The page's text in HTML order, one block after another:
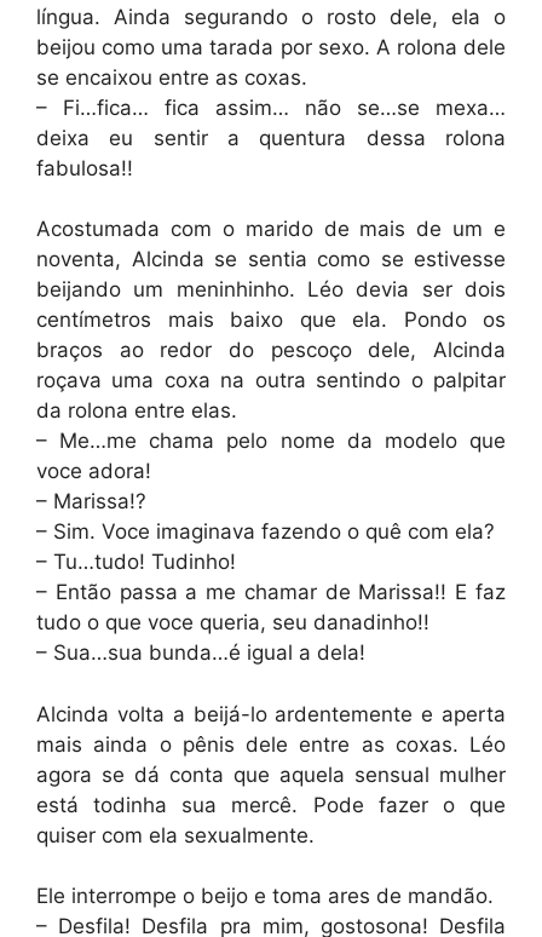
língua. Ainda segurando o rosto dele, ela o
beijou como uma tarada por sexo. A rolona dele
se encaixou entre as coxas.
– Fi…fica… fica assim… não se…se mexa…
deixa eu sentir a quentura dessa rolona
fabulosa!!
Acostumada com o marido de mais de um e
noventa, Alcinda se sentia como se estivesse
beijando um meninhinho. Léo devia ser dois
centímetros mais baixo que ela. Pondo os
braços ao redor do pescoço dele, Alcinda
roçava uma coxa na outra sentindo o palpitar
da rolona entre elas.
– Me…me chama pelo nome da modelo que
voce adora!
– Marissa!?
– Sim. Voce imaginava fazendo o quê com ela?
– Tu…tudo! Tudinho!
– Então passa a me chamar de Marissa!! E faz
tudo o que voce queria, seu danadinho!!
– Sua…sua bunda…é igual a dela!
Alcinda volta a beijá-lo ardentemente e aperta
mais ainda o pênis dele entre as coxas. Léo
agora se dá conta que aquela sensual mulher
está todinha sua mercê. Pode fazer o que
quiser com ela sexualmente.
Ele interrompe o beijo e toma ares de mandão.
– Desfila! Desfila pra mim, gostosona! Desfila